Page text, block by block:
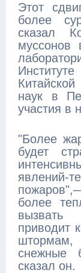
Этот
более
сказал
муссонов
наук в
участия в
"Более
будет
более
вызвать
приводит
штормам,
снежные
сказал он.